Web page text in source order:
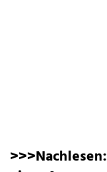
>>>Nachlesen: